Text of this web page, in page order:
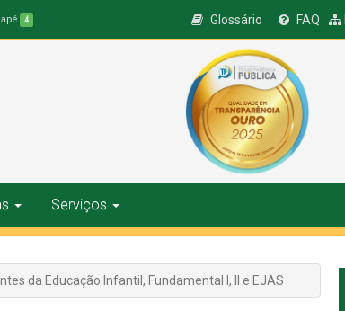
4 Glossário FAQ
Serviços
da Educação Infantil, Fundamental I, II e EJAS